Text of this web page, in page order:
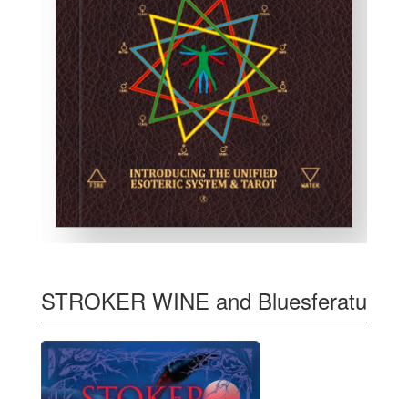
STROKER WINE and Bluesferatu